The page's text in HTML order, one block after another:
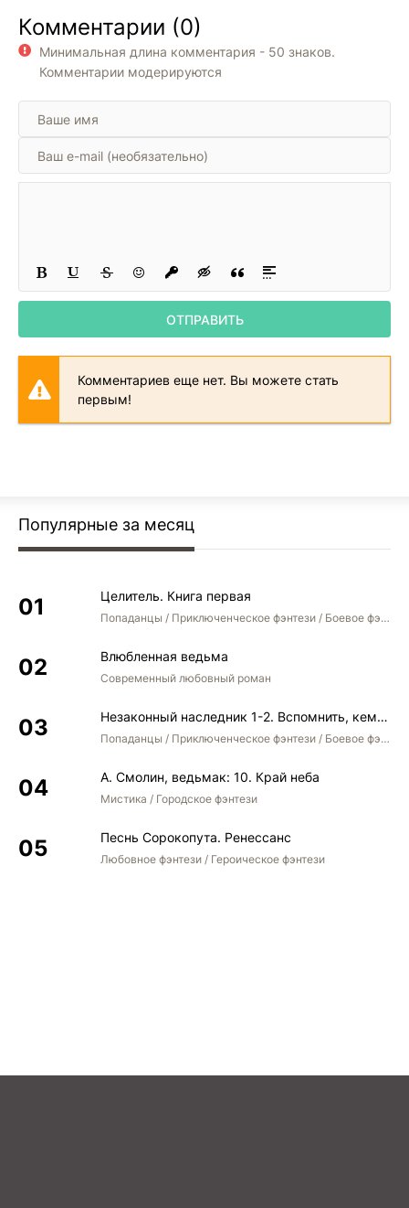
Комментарии (0)
Минимальная длина комментария - 50 знаков.
Комментарии модерируются
ОТПРАВИТЬ
Комментариев еще нет. Вы можете стать
первым!
Популярные за месяц
Целитель. Книга первая
Попаданцы / Приключенческое фэнтези / Боевое фэнтези
Влюбленная ведьма
Современный любовный роман
Незаконный наследник 1-2. Вспомнить, кем был. Стать собой. Остаться собой
Попаданцы / Приключенческое фэнтези / Боевое фэнтези / Юмористическое фэнтези
А. Смолин, ведьмак: 10. Край неба
Мистика / Городское фэнтези
Песнь Сорокопута. Ренессанс
Любовное фэнтези / Героическое фэнтези